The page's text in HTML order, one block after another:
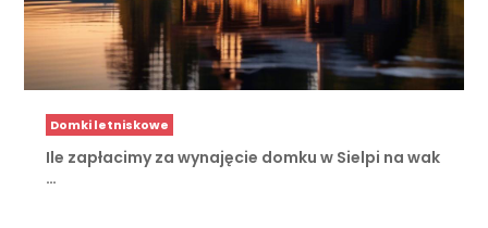
Domki letniskowe
Ile zapłacimy za wynajęcie domku w Sielpi na wak
…